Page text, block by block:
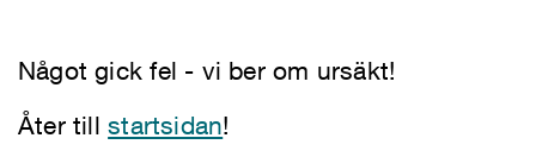
Något gick fel - vi ber om ursäkt!
Åter tillstartsidan!